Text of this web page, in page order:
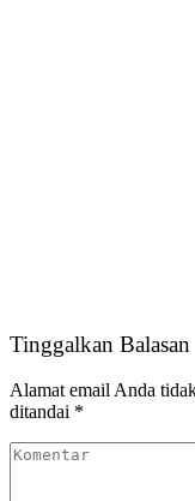
Tinggalkan Balasan
Alamat email Anda
ditandai *